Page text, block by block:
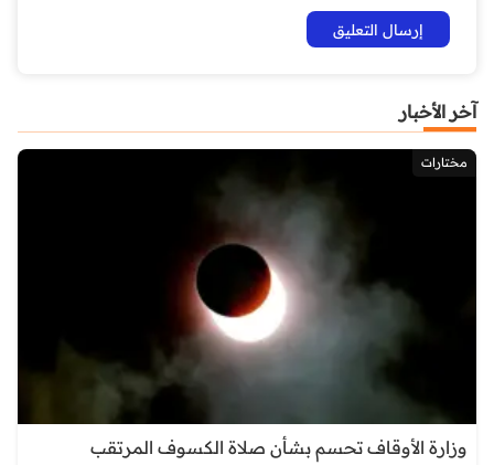
آخر الأخبار
مختارات
وزارة الأوقاف تحسم بشأن صلاة الكسوف المرتقب